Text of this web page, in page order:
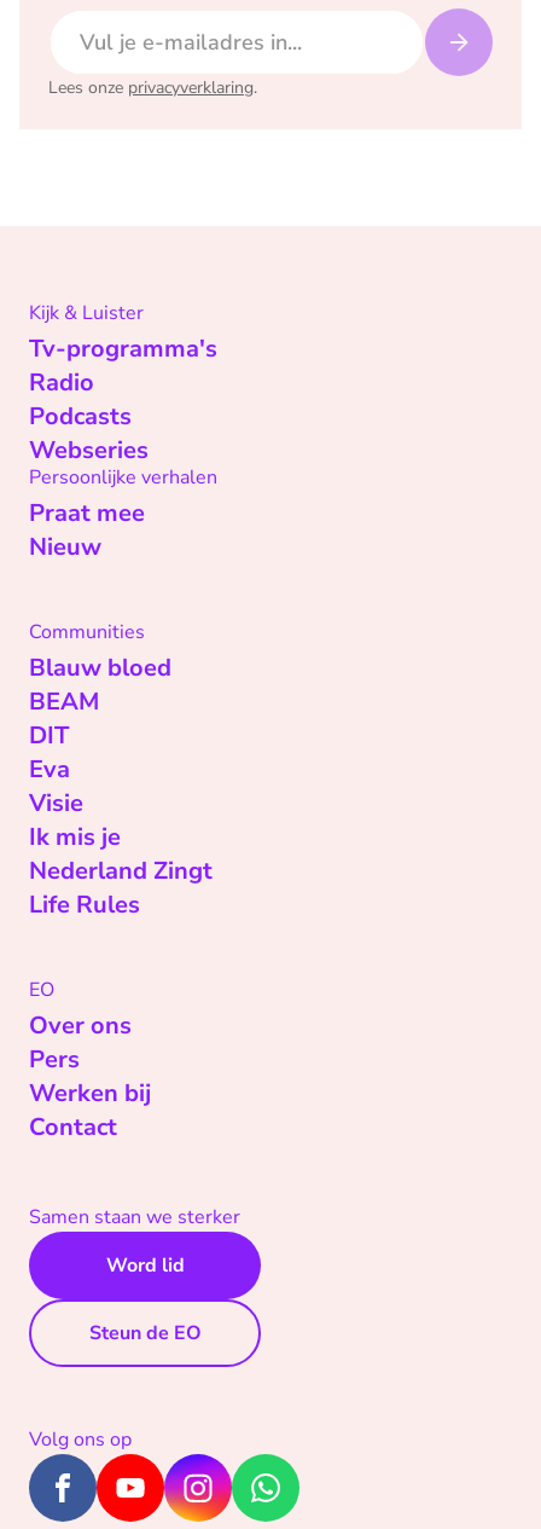
Lees onze privacyverklaring.
Kijk & Luister
Tv-programma's
Radio
Podcasts
Webseries
Persoonlijke verhalen
Praat mee
Nieuw
Communities
Blauw bloed
BEAM
DIT
Eva
Visie
Ik mis je
Nederland Zingt
Life Rules
EO
Over ons
Pers
Werken bij
Contact
Samen staan we sterker
Word lid
Steun de EO
Volg ons op